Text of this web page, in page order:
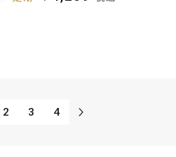
2 3 4